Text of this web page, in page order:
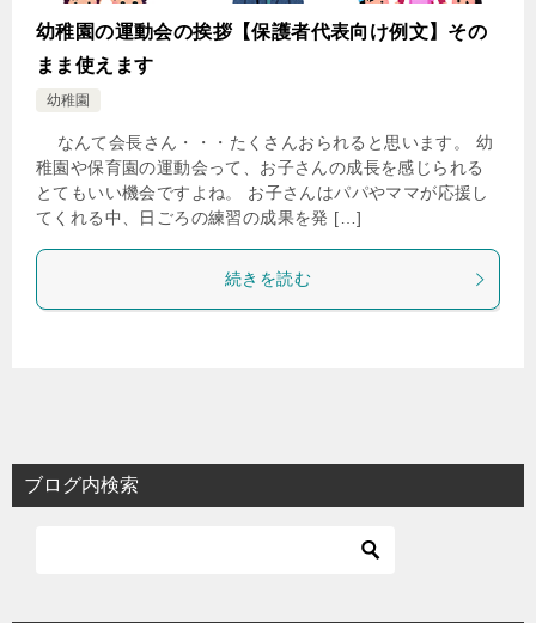
幼稚園の運動会の挨拶【保護者代表向け例文】その
まま使えます
幼稚園
なんて会長さん・・・たくさんおられると思います。 幼
稚園や保育園の運動会って、お子さんの成長を感じられる
とてもいい機会ですよね。 お子さんはパパやママが応援し
てくれる中、日ごろの練習の成果を発 […]
続きを読む
ブログ内検索